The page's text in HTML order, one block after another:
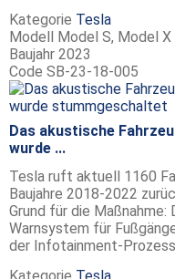
Kategorie Tesla
Modell Model S, Model X
Baujahr 2023
Code SB-23-18-005
Das akustische
wurde ...
Tesla ruft aktuell 1160
Baujahre 2018-2022
Grund für die Maßnahme:
Warnsystem für
der Infotainment-